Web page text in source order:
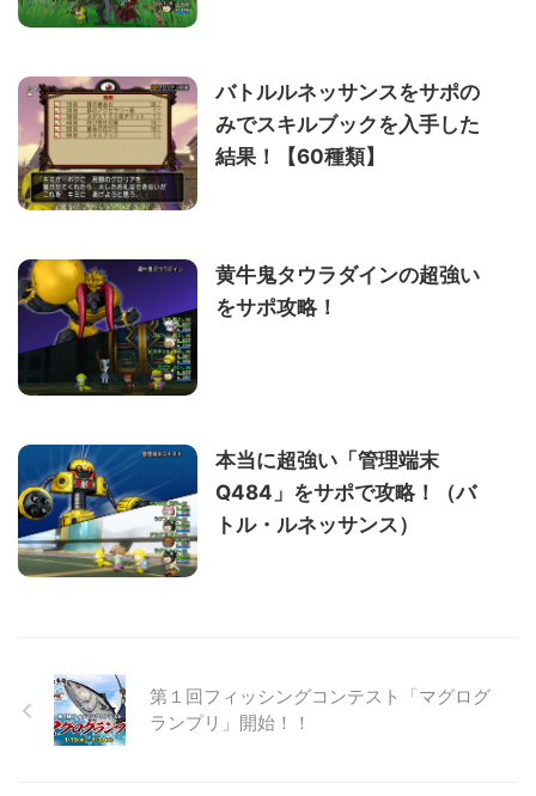
バトルルネッサンスをサポの
みでスキルブックを入手した
結果！【60種類】
黄牛鬼タウラダインの超強い
をサポ攻略！
本当に超強い「管理端末
Q484」をサポで攻略！（バ
トル・ルネッサンス）
第１回フィッシングコンテスト「マグログ
ランプリ」開始！！